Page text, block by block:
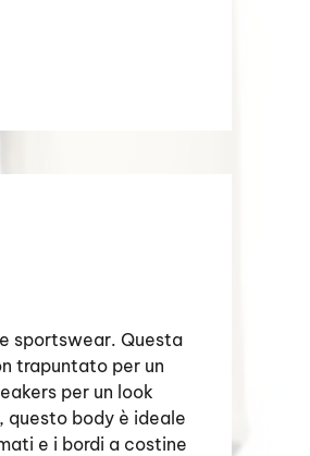
sportswear. Questa
trapuntato per un
per un look
questo body è ideale
e i bordi a costine